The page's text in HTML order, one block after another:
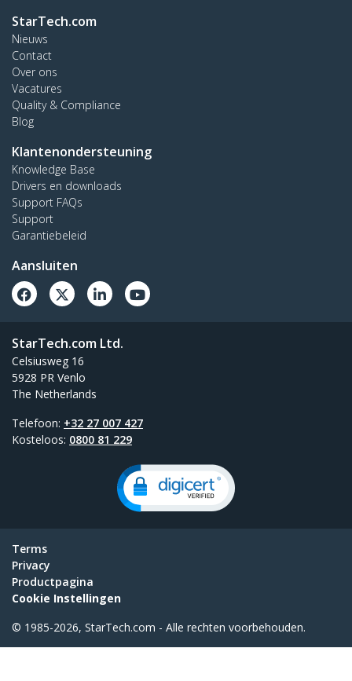
StarTech.com
Nieuws
Contact
Over ons
Vacatures
Quality & Compliance
Blog
Klantenondersteuning
Knowledge Base
Drivers en downloads
Support FAQs
Support
Garantiebeleid
Aansluiten
StarTech.com Ltd.
Celsiusweg 16
5928 PR Venlo
The Netherlands
Telefoon: +32 27 007 427
Kosteloos: 0800 81 229
Terms
Privacy
Productpagina
Cookie Instellingen
© 1985-2026, StarTech.com - Alle rechten voorbehouden.